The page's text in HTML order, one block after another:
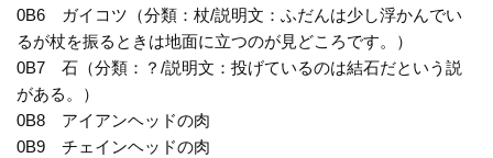
0B6 ガイコツ（分類：杖/説明文：ふだんは少し浮かんでい
るが杖を振るときは地面に立つのが見どころです。）
0B7 石（分類：？/説明文：投げているのは結石だという説
がある。）
0B8 アイアンヘッドの肉
0B9 チェインヘッドの肉